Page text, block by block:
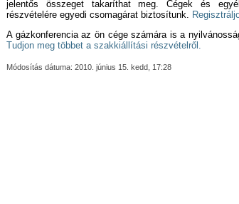
jelentős összeget takaríthat meg. Cégek és
részvételére egyedi csomagárat biztosítunk.
A gázkonferencia az ön cége számára is a
Tudjon meg többet a szakkiállítási részvételről.
Módosítás dátuma: 2010. június 15. kedd, 17:28